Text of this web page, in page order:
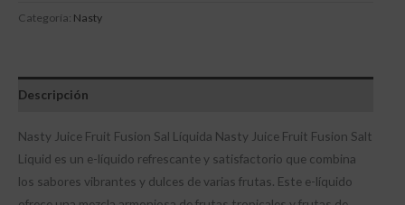
Categoría: Nasty
Descripción
Nasty Juice Fruit Fusion Sal Líquida Nasty Juice Fruit Fusion Salt
Liquid es un e-líquido refrescante y satisfactorio que combina
los sabores vibrantes y dulces de varias frutas. Este e-líquido